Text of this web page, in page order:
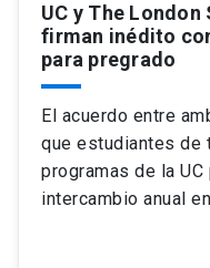
UC y The
firman inédito
para pregrado
El acuerdo entre
que estudiantes de
programas de la
intercambio anual